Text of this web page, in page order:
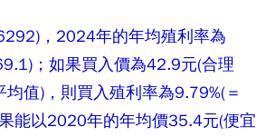
，2024年的年均殖利率為
；如果買入價為42.9元(合理
值)，則買入殖利率為9.79%(＝
能以2020年的年均價35.4元(便宜